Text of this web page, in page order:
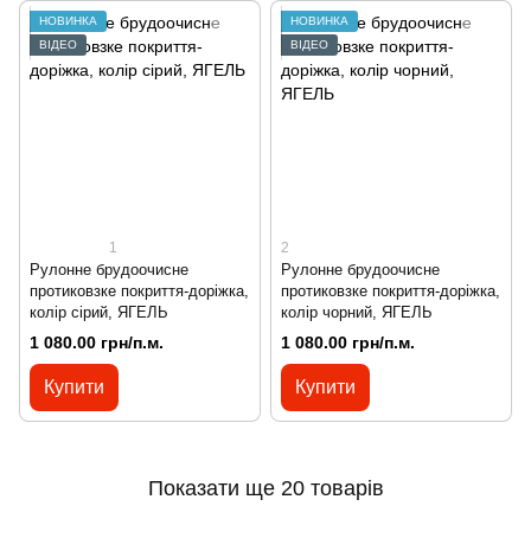
НОВИНКА
ВІДЕО
1
Рулонне брудоочисне
протиковзке покриття-доріжка,
колір сірий, ЯГЕЛЬ
1 080.00 грн/п.м.
Купити
НОВИНКА
ВІДЕО
2
Рулонне брудоочисне
протиковзке покриття-доріжка,
колір чорний, ЯГЕЛЬ
1 080.00 грн/п.м.
Купити
Показати ще 20 товарів